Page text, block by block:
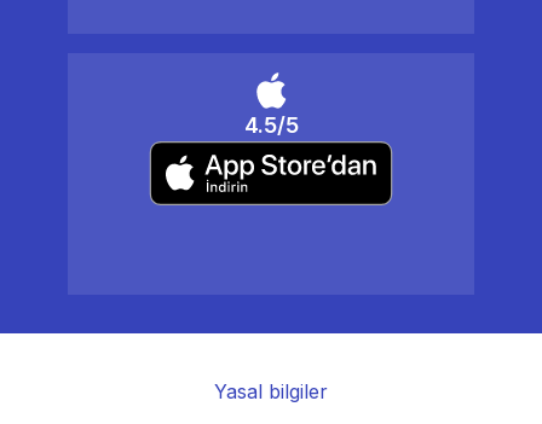
4.5/5
Yasal bilgiler